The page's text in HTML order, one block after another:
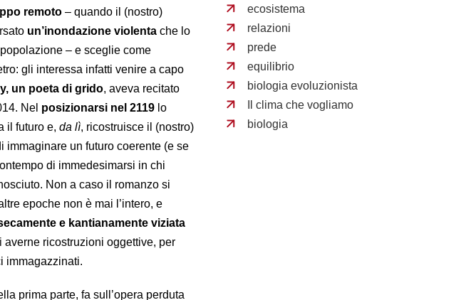
remoto – quando il (nostro)
un’inondazione violenta che lo
– e sceglie come
gli interessa infatti venire a capo
un poeta di grido, aveva recitato
Nel posizionarsi nel 2119 lo
il futuro e, da lì, ricostruisce il (nostro)
immaginare un futuro coerente (e se
di immedesimarsi in chi
Non a caso il romanzo si
epoche non è mai l’intero, e
e kantianamente viziata
ricostruzioni oggettive, per
immagazzinati.
prima parte, fa sull’opera perduta
ecosistema
relazioni
prede
equilibrio
biologia evoluzionista
Il clima che vogliamo
biologia